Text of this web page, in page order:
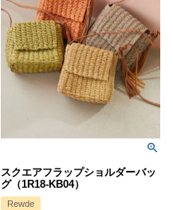
スクエアフラップショルダーバッ
グ（1R18-KB04）
Rewde